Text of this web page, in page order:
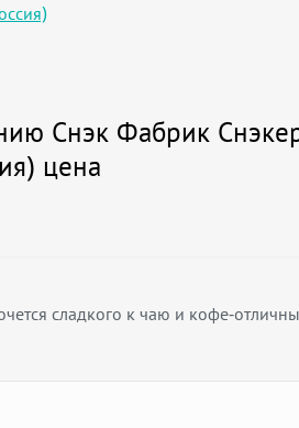
Снэк Фабрик
цена
сладкого к чаю и кофе-